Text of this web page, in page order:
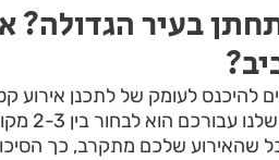
בעיר הגדולה?
להיכנס לעומק של לתכנן אירוע
לבחור
שהאירוע שלכם מתקרב, כך